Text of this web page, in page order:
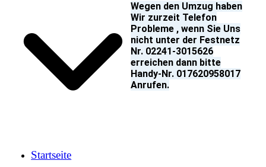
Startseite
Wegen den Umzug haben
Wir zurzeit Telefon
Probleme , wenn Sie Uns
nicht unter der Festnetz
Nr. 02241-3015626
erreichen dann bitte
Handy-Nr. 017620958017
Anrufen.